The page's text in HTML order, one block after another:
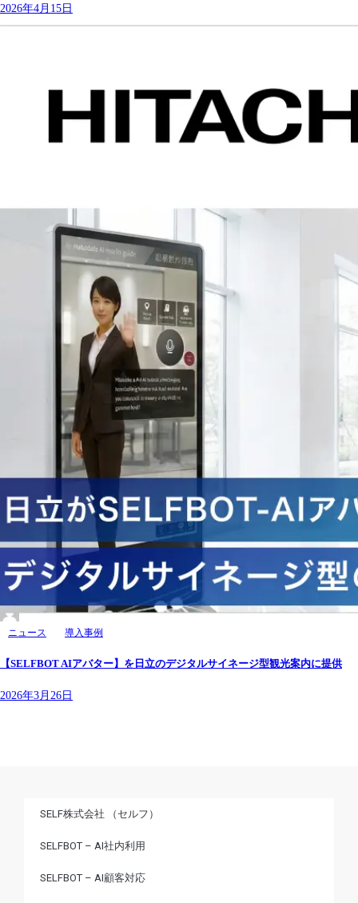
2026年4月15日
ニュース 導入事例
【SELFBOT AIアバター】を日立のデジタルサイネージ型観光案内に提供
2026年3月26日
SELF株式会社 （セルフ）
SELFBOT – AI社内利用
SELFBOT – AI顧客対応